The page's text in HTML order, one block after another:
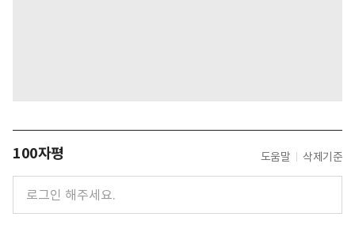
100자평 도움말 삭제기준